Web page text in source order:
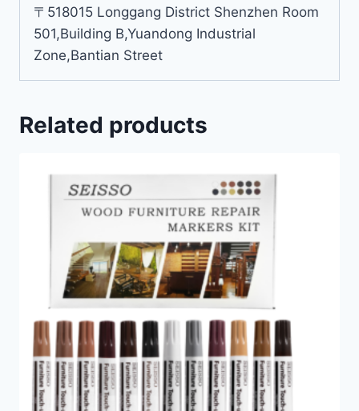
〒518015 Longgang District Shenzhen Room
501,Building B,Yuandong Industrial
Zone,Bantian Street
Related products